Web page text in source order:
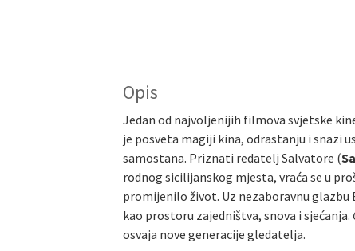
Opis
Jedan od najvoljenijih filmova svjetske
je posveta magiji kina, odrastanju i snazi
samostana. Priznati redatelj Salvatore (
rodnog sicilijanskog mjesta, vraća se u
promijenilo život. Uz nezaboravnu
kao prostoru zajedništva, snova i sjećanja.
osvaja nove generacije gledatelja.